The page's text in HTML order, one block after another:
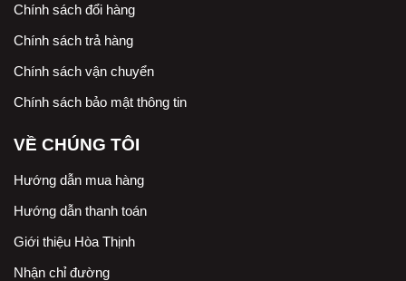
Chính sách đổi hàng
Chính sách trả hàng
Chính sách vận chuyển
Chính sách bảo mật thông tin
VỀ CHÚNG TÔI
Hướng dẫn mua hàng
Hướng dẫn thanh toán
Giới thiệu Hòa Thịnh
Nhận chỉ đường